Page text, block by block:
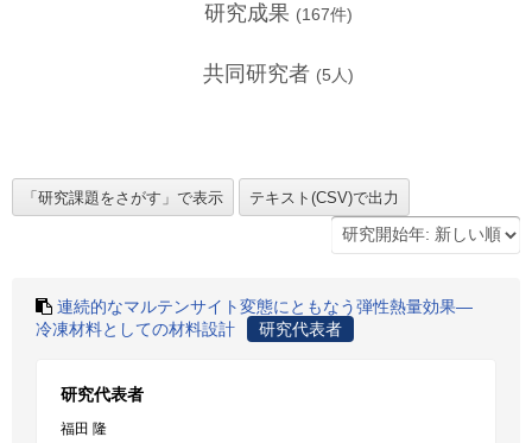
研究成果 (167件)
共同研究者 (5 人)
連続的なマルテンサイト変態にともなう弾性熱量効果―
冷凍材料としての材料設計
研究代表者
研究代表者
福田 隆